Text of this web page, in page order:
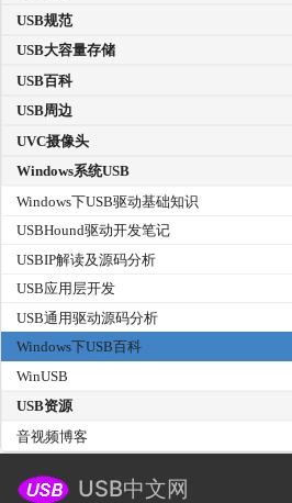
USB规范
USB大容量存储
USB百科
USB周边
UVC摄像头
Windows系统USB
Windows下USB驱动基础知识
USBHound驱动开发笔记
USBIP解读及源码分析
USB应用层开发
USB通用驱动源码分析
Windows下USB百科
WinUSB
USB资源
音视频博客
USB中文网